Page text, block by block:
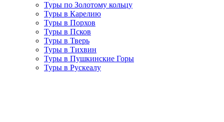
Туры по Золотому кольцу
Туры в Карелию
Туры в Порхов
Туры в Псков
Туры в Тверь
Туры в Тихвин
Туры в Пушкинские Горы
Туры в Рускеалу